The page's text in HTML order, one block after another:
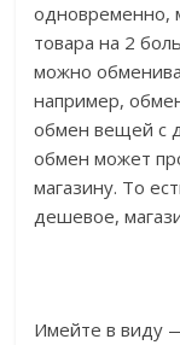
одновременно,
товара на 2
можно
например,
обмен вещей с
обмен может
магазину. То
дешевое,
Имейте в виду